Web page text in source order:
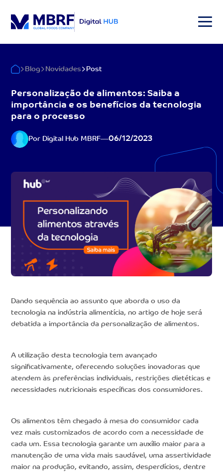
Blog Novidades Post
Personalização de alimentos: Saiba a
importância e os benefícios da tecnologia
para o processo
Por Digital Hub MBRF 06/12/2023
Dando sequência ao assunto que aborda o uso da
tecnologia na indústria alimentícia, no artigo de hoje será
debatida a importância da personalização de alimentos.
A utilização desta tecnologia tem avançado
significativamente, oferecendo soluções inovadoras que
atendem às preferências individuais, restrições dietéticas e
necessidades nutricionais específicas dos consumidores.
Os alimentos têm chegado à mesa do consumidor cada
vez mais customizados de acordo com a necessidade de
cada um. Essa tecnologia garante um auxílio maior para a
manutenção de uma vida mais saudável, uma assertividade
maior na produção, evitando, assim, desperdícios, dentre